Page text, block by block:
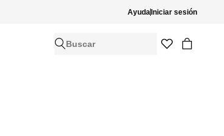
AyudaIniciar sesión
Buscar